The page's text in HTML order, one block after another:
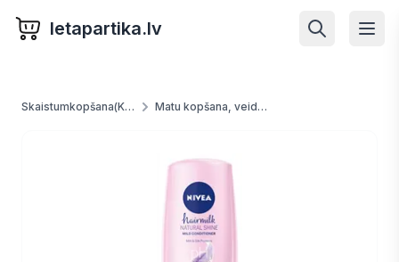
letapartika.lv
Skaistumkopšana(Kosmētika) un higēna Matu kopšana, veidošana, krāsošana